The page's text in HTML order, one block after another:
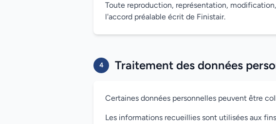
Toute reproduction, représentation,
l'accord préalable écrit de Finistair.
4 Traitement des données
Certaines données personnelles peuvent être
Les informations recueillies sont utilisées aux